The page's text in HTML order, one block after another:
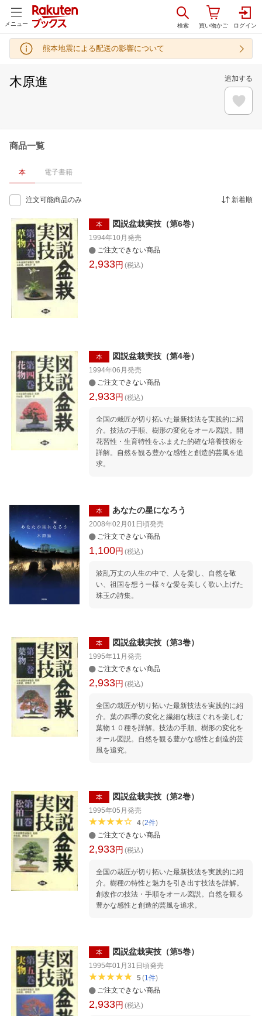
メニュー
熊本地震による配送の影響について
木原進 追加する
商品一覧
本 電子書籍
注文可能商品のみ 新着順
本 図説盆栽実技（第6巻）
1994年10月 発売
ご注文できない商品
2,933円 (税込)
本 図説盆栽実技（第4巻）
1994年06月 発売
ご注文できない商品
2,933円 (税込)
全国の栽匠が切り拓いた最新技法を実践的に紹
介。技法の手順、樹形の変化をオール図説。開
花習性・生育特性をふまえた的確な培養技術を
詳解。自然を観る豊かな感性と創造的芸風を追
求。
本 あなたの星になろう
2008年02月01日頃発売
ご注文できない商品
1,100円 (税込)
波乱万丈の人生の中で、人を愛し、自然を敬
い、祖国を想うー様々な愛を美しく歌い上げた
珠玉の詩集。
本 図説盆栽実技（第3巻）
1995年11月 発売
ご注文できない商品
2,933円 (税込)
全国の栽匠が切り拓いた最新技法を実践的に紹
介。葉の四季の変化と繊細な枝ほぐれを楽しむ
葉物１０種を詳解。技法の手順、樹形の変化を
オール図説。自然を観る豊かな感性と創造的芸
風を追究。
本 図説盆栽実技（第2巻）
1995年05月 発売
4(2件)
ご注文できない商品
2,933円 (税込)
全国の栽匠が切り拓いた最新技法を実践的に紹
介。樹種の特性と魅力を引き出す技法を詳解。
創改作の技法・手順をオール図説。自然を観る
豊かな感性と創造的芸風を追求。
本 図説盆栽実技（第5巻）
1995年01月31日頃発売
5(1件)
ご注文できない商品
2,933円 (税込)